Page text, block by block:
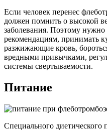
Если человек перенес
должен помнить о высокой
заболевания. Поэтому нужно
рекомендациям, принимать
разжижающие кровь,
вредными привычками,
системы свертываемости.
Питание
Специального диетического